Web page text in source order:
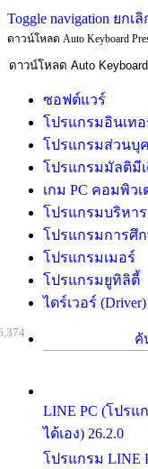
Toggle navigation ยกเลิ
ดาวน์โหลด Auto Keyboard
ซอฟต์แวร์
โปรแกรมอินเทอ
โปรแกรมส่วนบุ
โปรแกรมมัลติมีเ
เกม PC คอมพิวเ
โปรแกรมบริหา
โปรแกรมการศึ
โปรแกรมเมอร์
โปรแกรมยูทิลิตี้
ไดร์เวอร์ (Driver)
ค้
LINE PC (โปร
ได้เอง) 26.2.0
โปรแกรม LINE